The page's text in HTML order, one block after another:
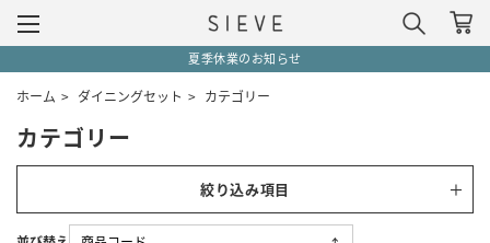
夏季休業のお知らせ
ホーム > ダイニングセット > カテゴリー
カテゴリー
絞り込み項目